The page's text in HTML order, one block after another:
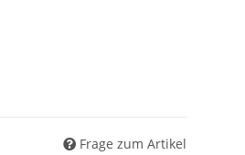
Frage zum Artikel